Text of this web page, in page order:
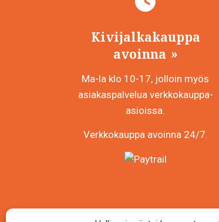
Kivijalkakauppa
avoinna
Ma-la klo 10-17, jolloin myös
asiakaspalvelua verkkokauppa-
asioissa.
Verkkokauppa avoinna 24/7.